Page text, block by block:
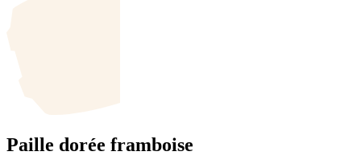
Paille dorée framboise